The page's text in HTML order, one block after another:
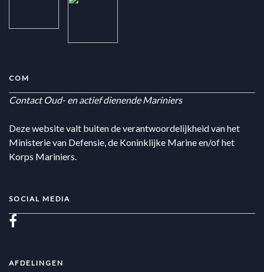
COM
Contact Oud- en actief dienende Mariniers
Deze website valt buiten de verantwoordelijkheid van het
Ministerie van Defensie, de Koninklijke Marine en/of het
Korps Mariniers.
SOCIAL MEDIA
AFDELINGEN